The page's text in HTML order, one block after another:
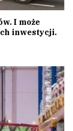
I może
inwestycji.